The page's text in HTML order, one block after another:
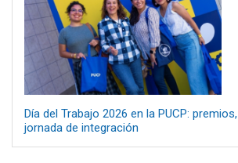
Día del Trabajo 2026 en la PUCP:
jornada de integración